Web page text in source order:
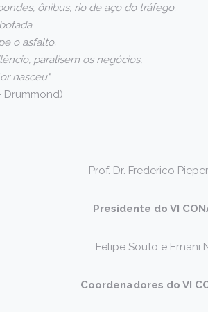
ônibus, rio de aço do tráfego.
o asfalto.
paralisem os negócios,
nasceu"
Drummond)
Prof. Dr. Frederico
Presidente do VI
Felipe Souto e Ernani
Coordenadores do VI